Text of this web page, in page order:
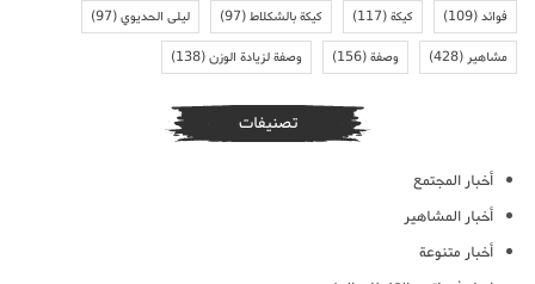
فوائد(109) كيكة(117) كيكة بالشكلاط(97) ليلى الحديوي(97)
مشاهير(428) وصفة(156) وصفة لزيادة الوزن(138)
تصنيفات
أخبار المجتمع
أخبار المشاهير
أخبار متنوعة